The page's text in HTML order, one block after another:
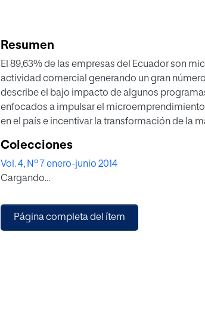
Resumen
El 89,63% de las empresas del Ecuador son
actividad comercial generando un gran
describe el bajo impacto de algunos
enfocados a impulsar el microemprendimiento
en el país e incentivar la transformación de la
investigación de las microempresas en la
común reflejado en una falta de planificación,
su sostenibilidad y crecimiento, degenerando
Colecciones
Vol. 4, Nº 7 enero-junio 2014
Cargando...
Página completa del ítem